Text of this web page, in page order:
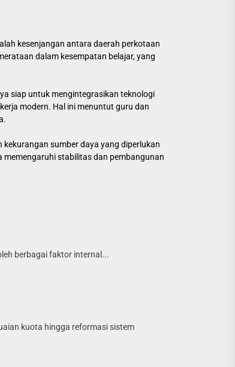
kesenjangan antara daerah perkotaan
dalam kesempatan belajar, yang
siap untuk mengintegrasikan teknologi
modern. Hal ini menuntut guru dan
sumber daya yang diperlukan
stabilitas dan pembangunan
berbagai faktor internal...
kuota hingga reformasi sistem